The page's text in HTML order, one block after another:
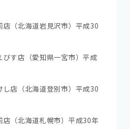
店（北海道岩見沢市）平成30
びす店（愛知県一宮市）平成
し店（北海道登別市）平成30
店（北海道札幌市）平成30年